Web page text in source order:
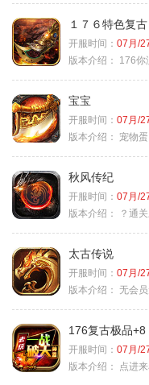
１７６特色复古
开服时间： 07月/
版本介绍：
176你
宝宝
开服时间： 07月/
版本介绍： 宠物蛋
秋风传纪
开服时间： 07月/
版本介绍：
？通
太古传说
开服时间： 07月/
版本介绍： 无会
176复古极品+8
开服时间： 07月/
版本介绍：
点进